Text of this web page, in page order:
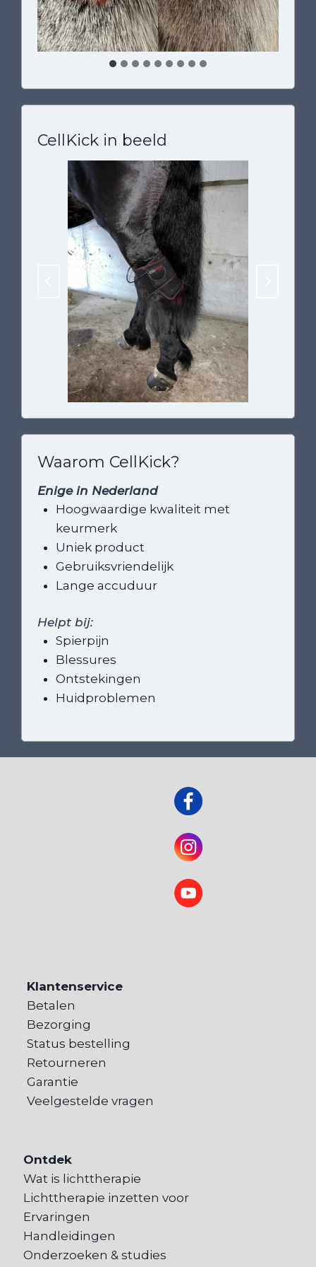
CellKick in beeld
Waarom CellKick?
Enige in Nederland
Hoogwaardige kwaliteit met
keurmerk
Uniek product
Gebruiksvriendelijk
Lange accuduur
Helpt bij:
Spierpijn
Blessures
Ontstekingen
Huidproblemen
Klantenservice
Betalen
Bezorging
Status bestelling
Retourneren
Garantie
Veelgestelde vragen
Ontdek
Wat is lichttherapie
Lichttherapie inzetten voor
Ervaringen
Handleidingen
Onderzoeken & studies